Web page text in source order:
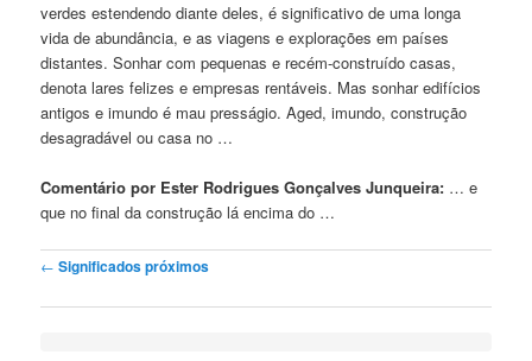
verdes estendendo diante deles, é significativo de uma longa
vida de abundância, e as viagens e explorações em países
distantes. Sonhar com pequenas e recém-construído casas,
denota lares felizes e empresas rentáveis. Mas sonhar edifícios
antigos e imundo é mau presságio. Aged, imundo, construção
desagradável ou casa no …
Comentário por Ester Rodrigues Gonçalves Junqueira: … e
que no final da construção lá encima do …
Post navigation
← Significados próximos